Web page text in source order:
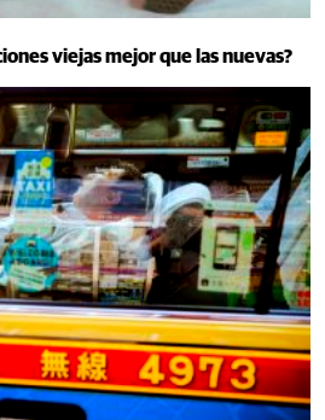
viejas mejor que las nuevas?